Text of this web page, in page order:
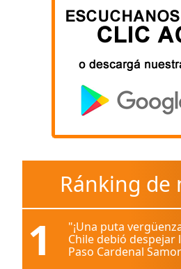
Ránking de
1
"¡Una puta
Chile debió
Paso Cardenal